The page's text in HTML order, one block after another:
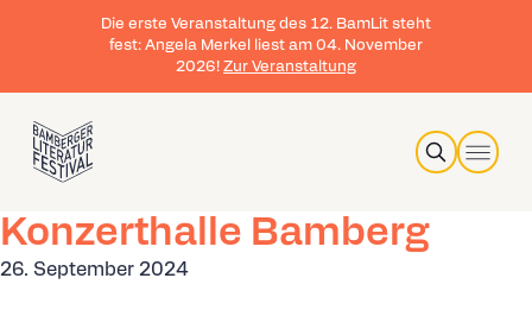
Die erste Veranstaltung des 12. BamLit steht
fest: Angela Merkel liest am 04. November
2026! Zur Veranstaltung
Search
Konzerthalle Bamberg
26. September 2024